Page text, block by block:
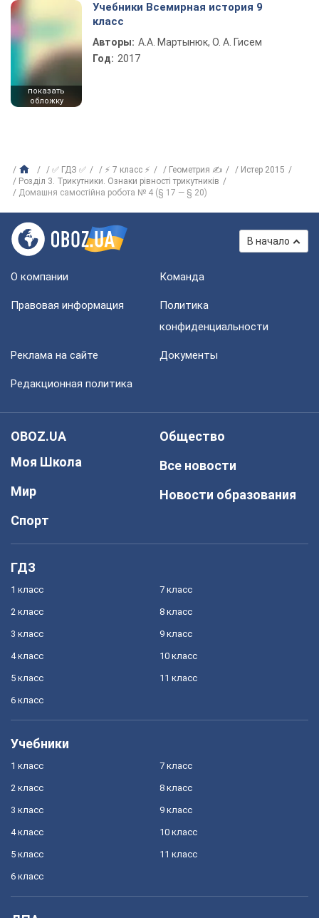
показать
обложку
Учебники Всемирная история 9
класс
Авторы: А.А. Мартынюк, О. А. Гисем
Год: 2017
✅ ГДЗ ✅ ⚡ 7 класс ⚡ Геометрия ✍
Истер 2015
Розділ 3. Трикутники. Ознаки рівності трикутників
Домашня самостійна робота № 4 (§ 17 — § 20)
В начало
О компании Команда
Правовая информация
Политика
конфиденциальности
Реклама на сайте Документы
Редакционная политика
OBOZ.UA
Моя Школа
Мир
Спорт
Общество
Все новости
Новости образования
ГДЗ
1 класс
2 класс
3 класс
4 класс
5 класс
6 класс
7 класс
8 класс
9 класс
10 класс
11 класс
Учебники
1 класс
2 класс
3 класс
4 класс
5 класс
6 класс
7 класс
8 класс
9 класс
10 класс
11 класс